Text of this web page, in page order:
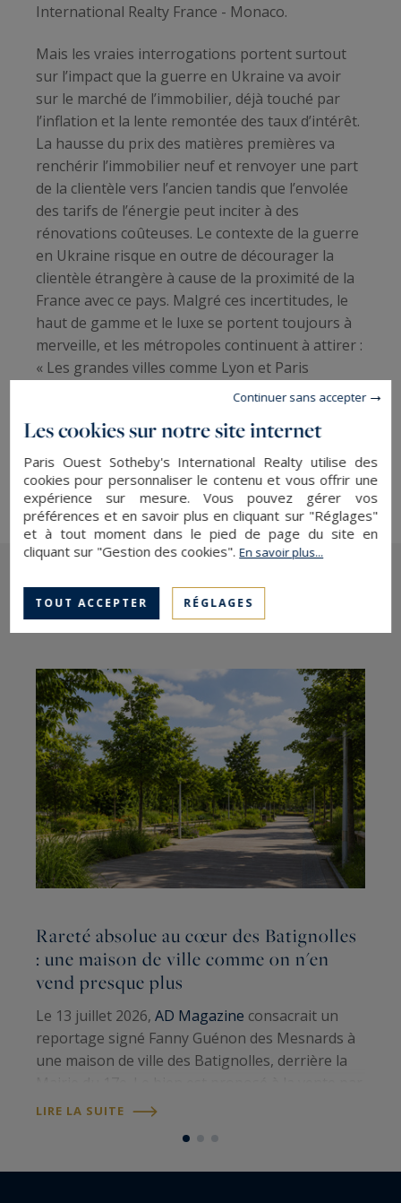
International Realty France - Monaco.
Mais les vraies interrogations portent surtout
sur l’impact que la guerre en Ukraine va avoir
sur le marché de l’immobilier, déjà touché par
l’inflation et la lente remontée des taux d’intérêt.
La hausse du prix des matières premières va
renchérir l’immobilier neuf et renvoyer une part
de la clientèle vers l’ancien tandis que l’envolée
des tarifs de l’énergie peut inciter à des
rénovations coûteuses. Le contexte de la guerre
en Ukraine risque en outre de décourager la
clientèle étrangère à cause de la proximité de la
France avec ce pays. Malgré ces incertitudes, le
haut de gamme et le luxe se portent toujours à
merveille, et les métropoles continuent à attirer :
« Les grandes villes comme Lyon et Paris
(notamment les 11ème et 12ème) gardent la cote
note Alexander Kraft.
Pour lire l’article, cliquezici.
Les derniers articles
Rareté absolue au cœur des Batignolles
: une maison de ville comme on n'en
vend presque plus
Le 13 juillet 2026, AD Magazine consacrait un
reportage signé Fanny Guénon des Mesnards à
une maison de ville des Batignolles, derrière la
Paris Ouest Sotheby’s International Realty
LIRE LA SUITE
Les cookies sur notre site internet
Paris Ouest Sotheby's International Realty utilise des
cookies pour personnaliser le contenu et vous offrir une
expérience sur mesure. Vous pouvez gérer vos
préférences et en savoir plus en cliquant sur "Réglages"
et à tout moment dans le pied de page du site en
cliquant sur "Gestion des cookies".En savoir plus...
TOUT ACCEPTER RÉGLAGES
Continuer sans accepter